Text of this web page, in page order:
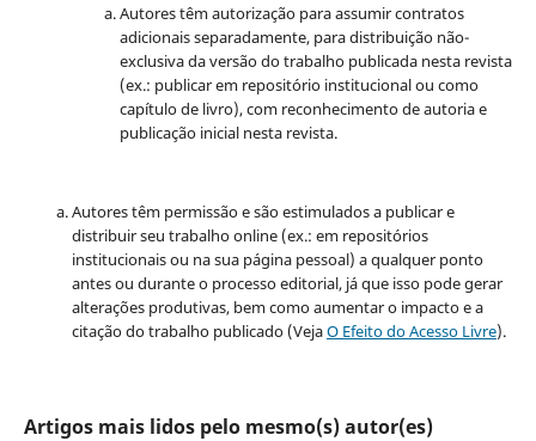
Autores têm autorização para assumir contratos
adicionais separadamente, para distribuição não-
exclusiva da versão do trabalho publicada nesta revista
(ex.: publicar em repositório institucional ou como
capítulo de livro), com reconhecimento de autoria e
publicação inicial nesta revista.
Autores têm permissão e são estimulados a publicar e
distribuir seu trabalho online (ex.: em repositórios
institucionais ou na sua página pessoal) a qualquer ponto
antes ou durante o processo editorial, já que isso pode gerar
alterações produtivas, bem como aumentar o impacto e a
citação do trabalho publicado (VejaO Efeito do Acesso Livre).
Artigos mais lidos pelo mesmo(s) autor(es)